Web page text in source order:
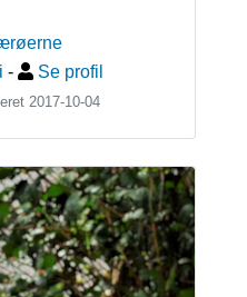
- Se profil
2017-10-04